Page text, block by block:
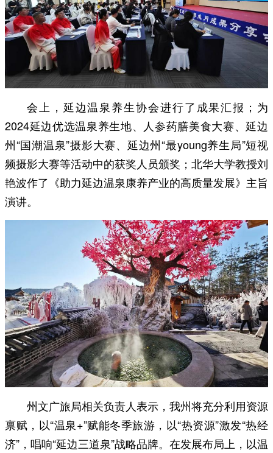
会上，延边温泉养生协会进行了成果汇报；为
2024延边优选温泉养生地、人参药膳美食大赛、延边
州“国潮温泉”摄影大赛、延边州“最young养生局”短视
频摄影大赛等活动中的获奖人员颁奖；北华大学教授刘
艳波作了《助力延边温泉康养产业的高质量发展》主旨
演讲。
州文广旅局相关负责人表示，我州将充分利用资源
禀赋，以“温泉+”赋能冬季旅游，以“热资源”激发“热经
济”，唱响“延边三道泉”战略品牌。在发展布局上，以温